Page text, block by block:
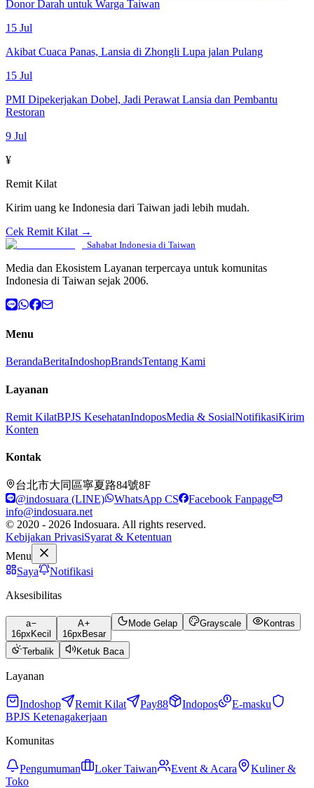
Donor Darah untuk Warga Taiwan
15 Jul
Akibat Cuaca Panas, Lansia di Zhongli Lupa jalan Pulang
15 Jul
PMI Dipekerjakan Dobel, Jadi Perawat Lansia dan Pembantu
Restoran
9 Jul
¥
Remit Kilat
Kirim uang ke Indonesia dari Taiwan jadi lebih mudah.
Cek Remit Kilat →
Sahabat Indonesia di Taiwan
Media dan Ekosistem Layanan terpercaya untuk komunitas
Indonesia di Taiwan sejak 2006.
Menu
BerandaBeritaIndoshopBrandsTentang Kami
Layanan
Remit KilatBPJS KesehatanIndoposMedia & SosialNotifikasiKirim
Konten
Kontak
台北市大同區寧夏路84號8F
@indosuara (LINE)
WhatsApp CS
Facebook Fanpage
info@indosuara.net
© 2020 - 2026 Indosuara. All rights reserved.
Kebijakan PrivasiSyarat & Ketentuan
Menu
Saya
Notifikasi
Aksesibilitas
a
16px Kecil
A
16px Besar
Mode Gelap Grayscale Kontras
Terbalik Ketuk Baca
Layanan
Indoshop Remit Kilat Pay88 Indopos
E-masku
BPJS Ketenagakerjaan
Komunitas
Pengumuman Loker Taiwan Event & Acara
Kuliner &
Toko